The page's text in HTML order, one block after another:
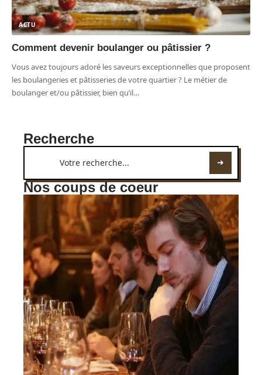
ACTU
Comment devenir boulanger ou pâtissier ?
Vous avez toujours adoré les saveurs exceptionnelles que proposent
les boulangeries et pâtisseries de votre quartier ? Le métier de
boulanger et/ou pâtissier, bien qu’il…
Recherche
Nos coups de coeur